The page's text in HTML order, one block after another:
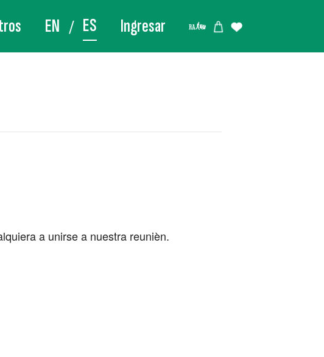
EN ES Ingresar
a unirse a nuestra reunièn.